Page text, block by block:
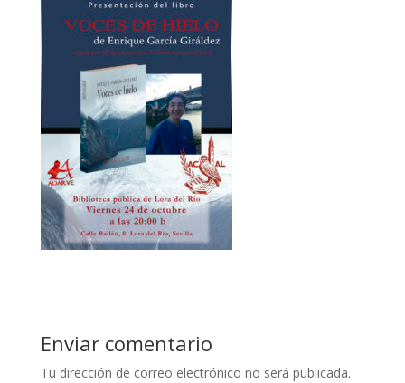
Enviar comentario
Tu dirección de correo electrónico no será publicada.